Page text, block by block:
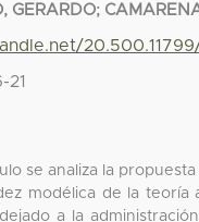
GERARDO;
se analiza la
modélica de la teoría
a la